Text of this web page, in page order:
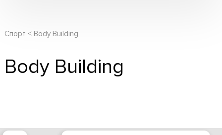
Спорт Body Building
Body Building